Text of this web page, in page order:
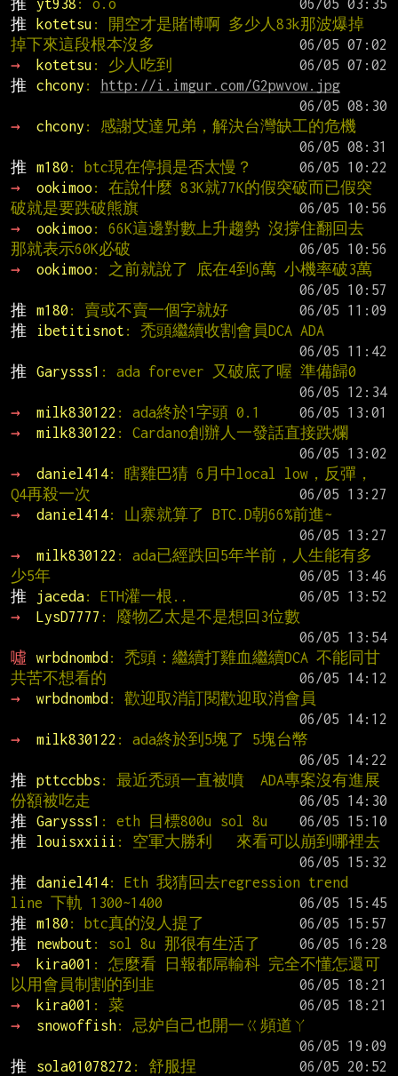
推 yt938 : o.o
推
kotetsu : 開空才是賭博啊 多少人83k那波爆掉
掉下來這段根本沒多
→
kotetsu : 少人吃到
推
chcony :
http://i.imgur.com/G2pwvow.jpg
→
chcony : 感謝艾達兄弟，解決台灣缺工的危機
推
m180 : btc現在停損是否太慢？
→
ookimoo : 在說什麼 83K就77K的假突破而已假突
破就是要跌破熊旗
→
ookimoo : 66K這邊對數上升趨勢 沒撐住翻回去
那就表示60K必破
→
ookimoo : 之前就說了 底在4到6萬 小機率破3萬
推
m180 : 賣或不賣一個字就好
推
ibetitisnot : 禿頭繼續收割會員DCA ADA
推
Garysss1 : ada forever 又破底了喔 準備歸0
→
milk830122 : ada終於1字頭 0.1
→
milk830122 : Cardano創辦人一發話直接跌爛
→
daniel414: 瞎雞巴猜 6月中local low，反彈，
Q4再殺一次
→
daniel414: 山寨就算了 BTC.D朝66%前進~
→
milk830122 : ada已經跌回5年半前，人生能有多
少5年
推
jaceda: ETH灌一根..
→
LysD7777 : 廢物乙太是不是想回3位數
噓
wrbdnombd : 禿頭：繼續打雞血繼續DCA 不能同甘
共苦不想看的
→
wrbdnombd : 歡迎取消訂閱歡迎取消會員
→
milk830122 : ada終於到5塊了 5塊台幣
推
pttccbbs : 最近禿頭一直被噴  ADA專案沒有進展
份額被吃走
推
Garysss1 : eth 目標800u sol 8u
推
louisxxiii : 空軍大勝利   來看可以崩到哪裡去
推
daniel414: Eth 我猜回去regression trend
line 下軌 1300~1400
推
m180 : btc真的沒人提了
推
newbout : sol 8u 那很有生活了
→
kira001 : 怎麼看 日報都屌輸科 完全不懂怎還可
以用會員制割的到韭
→
kira001 : 菜
→
snowoffish: 忌妒自己也開一ㄍ頻道ㄚ
推
sola01078272 : 舒服捏